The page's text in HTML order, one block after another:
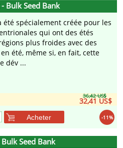
Bulk Seed Bank
été spécialement créée pour les
qui ont des étés
plus froides avec des
été, même si, en fait, cette
dév ...
36,42 US$
32,41 US$
-11%
Acheter
Seed Bank